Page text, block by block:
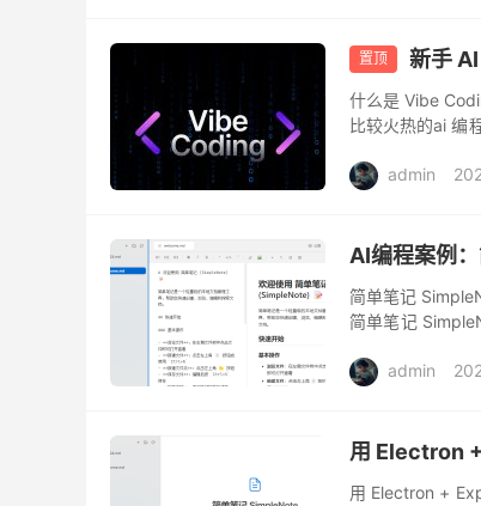
置顶 新手
什么是 Vibe
比较火热的ai 编
admin
AI编程案例
简单笔记
简单笔记
admin
用 Electron
用 Electron +